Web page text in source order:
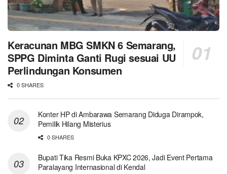
Keracunan MBG SMKN 6 Semarang,
SPPG Diminta Ganti Rugi sesuai UU
Perlindungan Konsumen
0 SHARES
Konter HP di Ambarawa Semarang Diduga Dirampok,
Pemilik Hilang Misterius
0 SHARES
Bupati Tika Resmi Buka KPXC 2026, Jadi Event Pertama
Paralayang Internasional di Kendal